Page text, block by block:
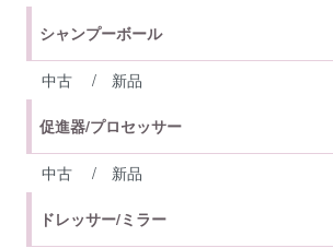
シャンプーボール
中古 / 新品
促進器/プロセッサー
中古 / 新品
ドレッサー/ミラー